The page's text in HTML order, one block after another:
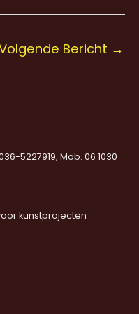
Bericht →
5227919, Mob. 06 1030
kunstprojecten